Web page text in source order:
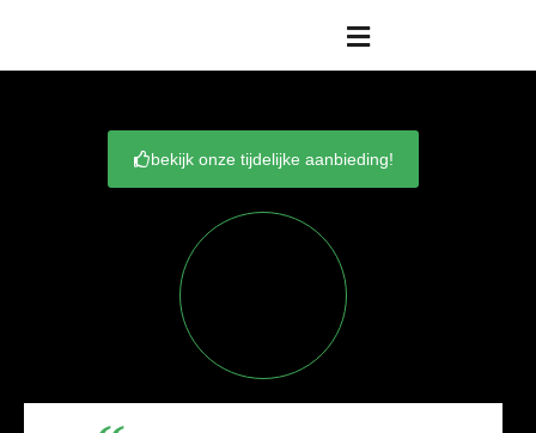
bekijk onze tijdelijke aanbieding!